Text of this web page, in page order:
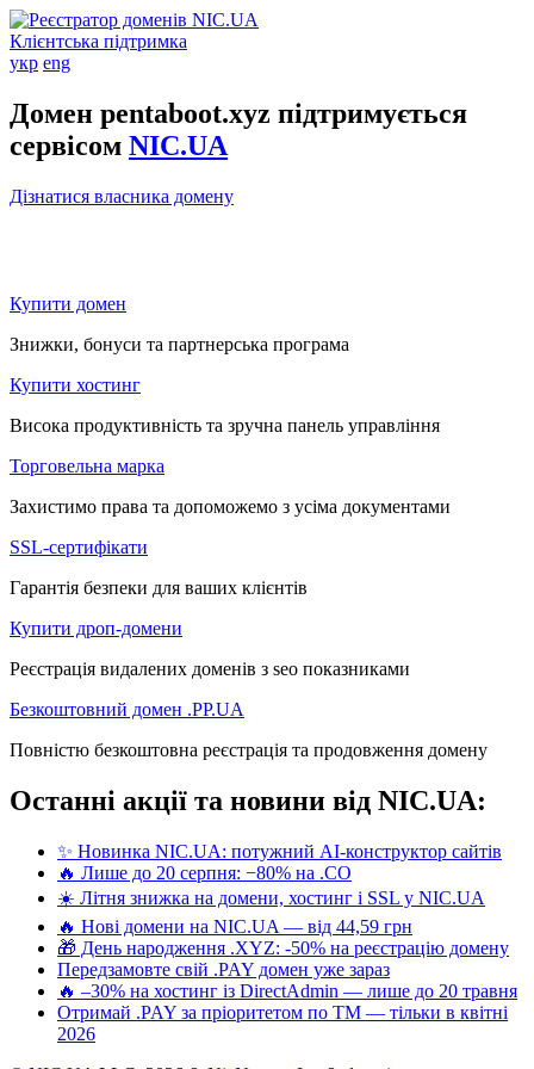
Клієнтська підтримка
укр eng
Домен pentaboot.xyz підтримується
сервісом NIC.UA
Дізнатися власника домену
Купити домен
Знижки, бонуси та партнерська програма
Купити хостинг
Висока продуктивність та зручна панель управління
Торговельна марка
Захистимо права та допоможемо з усіма документами
SSL-сертифікати
Гарантія безпеки для ваших клієнтів
Купити дроп-домени
Реєстрація видалених доменів з seo показниками
Безкоштовний домен .PP.UA
Повністю безкоштовна реєстрація та продовження домену
Останні акції та новини від NIC.UA:
✨ Новинка NIC.UA: потужний AI-конструктор сайтів
🔥 Лише до 20 серпня: −80% на .CO
☀️ Літня знижка на домени, хостинг і SSL у NIC.UA
🔥 Нові домени на NIC.UA — від 44,59 грн
🎁 День народження .XYZ: -50% на реєстрацію домену
Передзамовте свій .PAY домен уже зараз
🔥 –30% на хостинг із DirectAdmin — лише до 20 травня
Отримай .PAY за пріоритетом по ТМ — тільки в квітні
2026